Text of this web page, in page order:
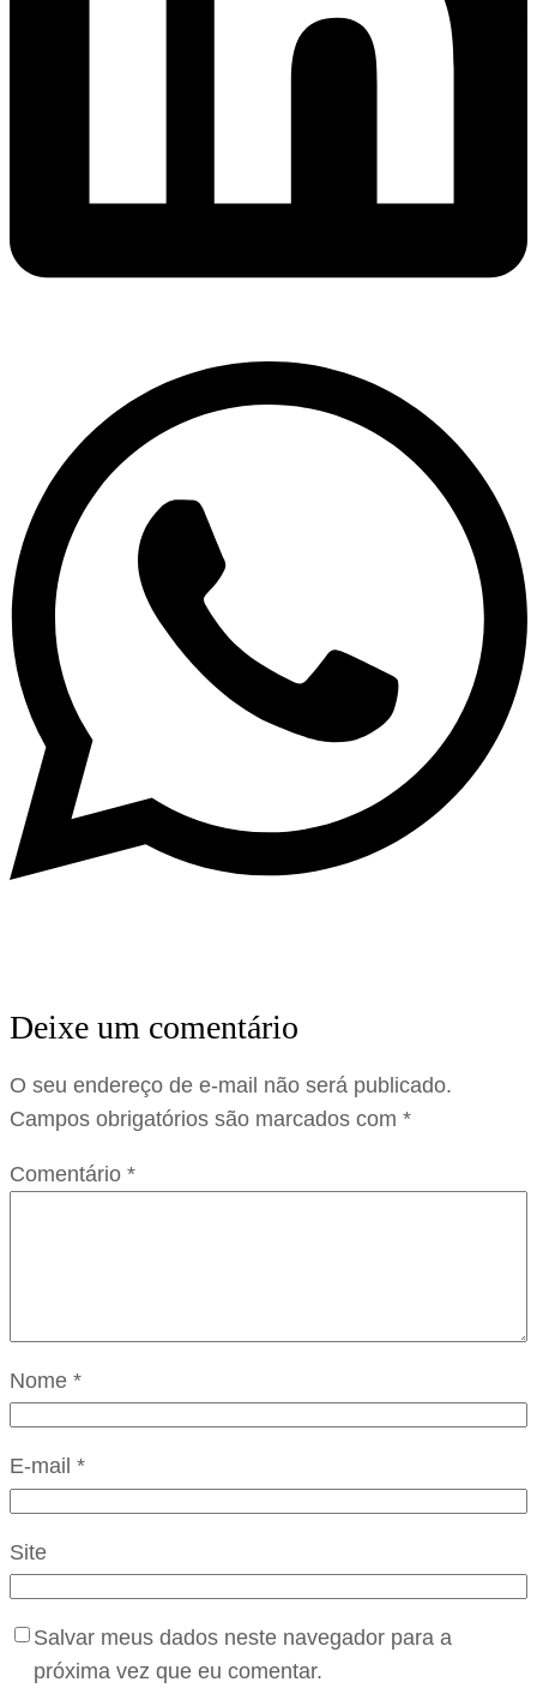
Deixe um comentário
O seu endereço de e-mail não será publicado.
Campos obrigatórios são marcados com *
Comentário *
Nome *
E-mail *
Site
Salvar meus dados neste navegador para a
próxima vez que eu comentar.